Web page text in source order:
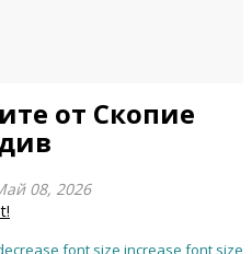
от Скопие
08, 2026
increase font size